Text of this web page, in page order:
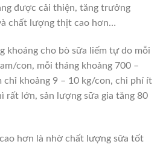
được cải thiện, tăng trưởng
chất lượng thịt cao hơn…
khoáng cho bò sữa liếm tự do mỗi
con, mỗi tháng khoảng 700 –
chỉ khoảng 9 – 10 kg/con, chi phí ít
rất lớn, sản lượng sữa gia tăng 80
hơn là nhờ chất lượng sữa tốt